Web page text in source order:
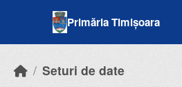
Primăria Timișoara
Seturi de date